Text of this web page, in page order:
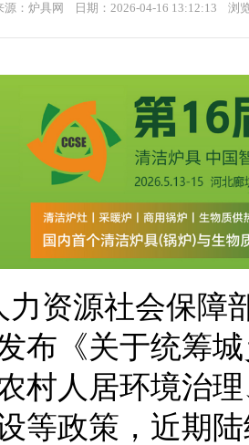
：炉具网 日期：2026-04-16 13:12:13 浏
力资源社会保障
布《关于统筹
村人居环境治
等政策，近期